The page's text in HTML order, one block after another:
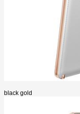
black gold